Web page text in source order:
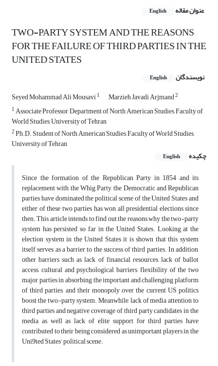
عنوان مقاله English
TWO-PARTY SYSTEM AND THE REASONS
FOR THE FAILURE OF THIRD PARTIES IN THE
UNITED STATES
نویسندگان English
Seyed Mohammad Ali Mousavi1 Marzieh Javadi Arjmand2
1Associate Professor, Department of North American Studies, Faculty of
World Studies, University of Tehran
2Ph.D. Student of North American Studies, Faculty of World Studies,
University of Tehran
چکیده
English
Since the formation of the Republican Party in 1854 and its
replacement with the Whig Party, the Democratic and Republican
parties have dominated the political scene of the United States and
either of these two parties has won all presidential elections since
then. This article intends to find out the reasons why the two-party
system has persisted so far in the United States. Looking at the
election system in the United States it is shown that this system
itself serves as a barrier to the success of third parties. In addition,
other barriers such as lack of financial resources, lack of ballot
access, cultural and psychological barriers, flexibility of the two
major parties in absorbing the important and challenging platform
of third parties, and their monopoly over the current US politics
boost the two-party system. Meanwhile, lack of media attention to
third parties and negative coverage of third party candidates in the
media as well as lack of elite support for third parties have
contributed to their being considered as unimportant players in the
Uni9ted States’ political scene.